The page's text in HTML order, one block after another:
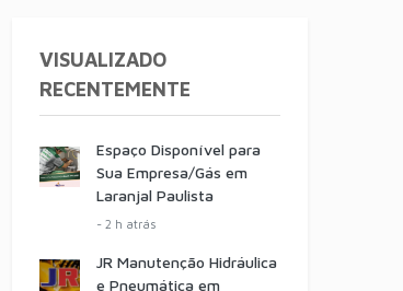
VISUALIZADO
RECENTEMENTE
Espaço Disponível para
Sua Empresa/Gás em
Laranjal Paulista
- 2 h atrás
JR Manutenção Hidráulica
e Pneumática em